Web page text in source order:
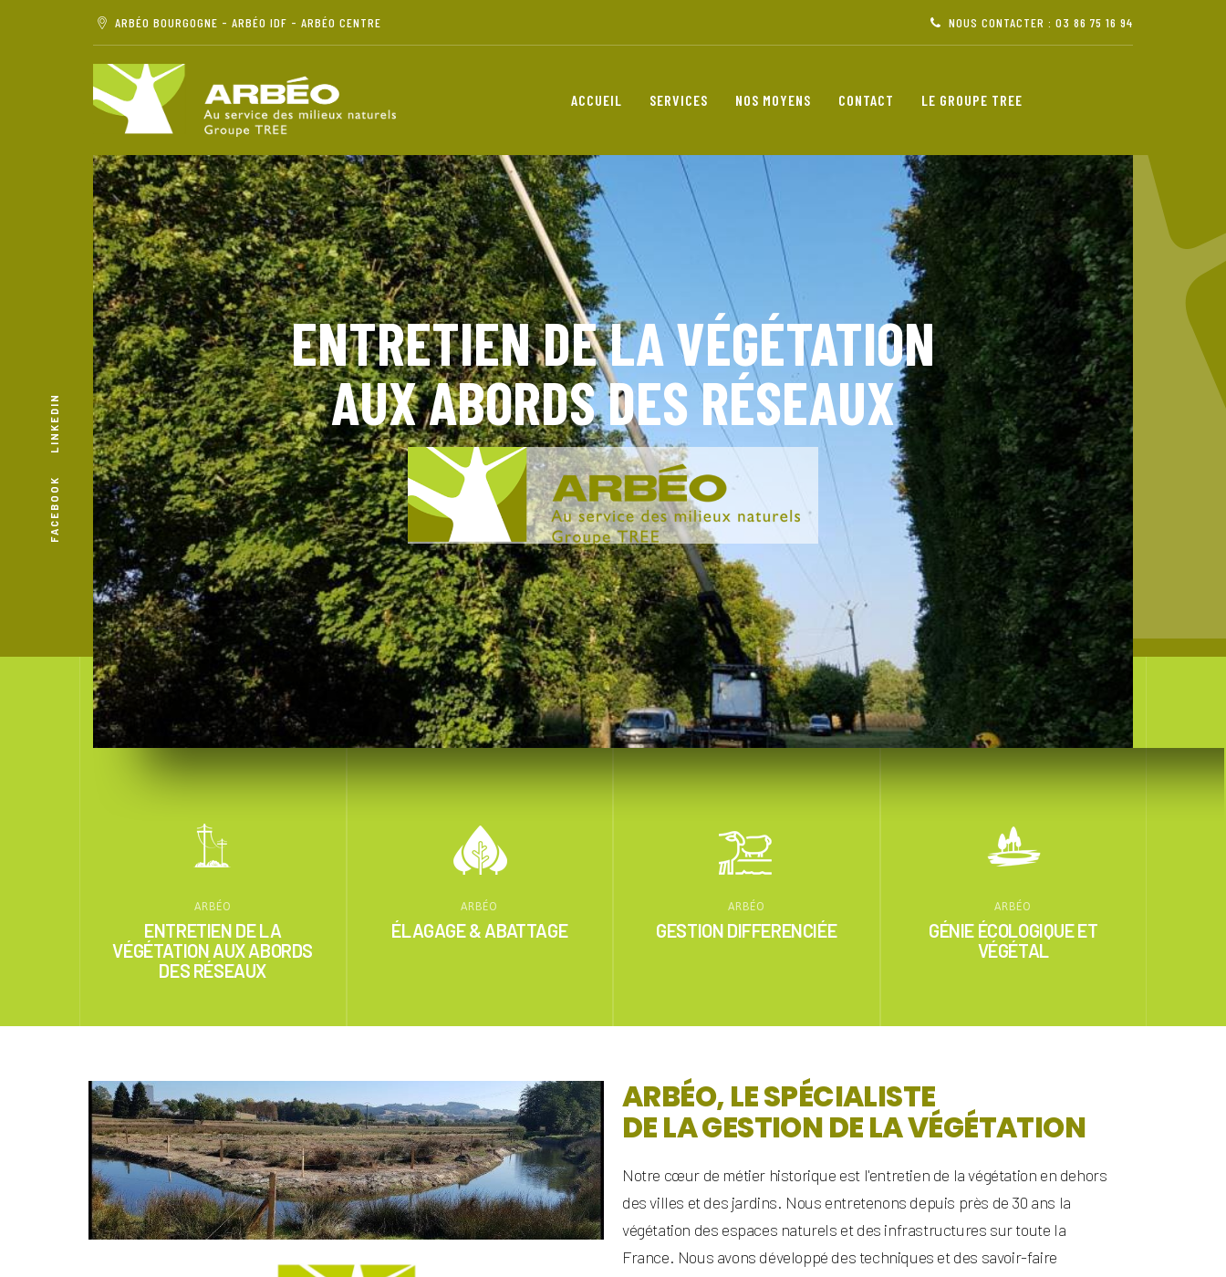
ARBÉO BOURGOGNE - ARBÉO IDF - ARBÉO CENTRE NOUS CONTACTER : 03 86 75 16 94
ACCUEIL SERVICES NOS MOYENS CONTACT LE GROUPE TREE
FACEBOOK
LINKEDIN
ENTRETIEN DE LA VÉGÉTATION
AUX ABORDS DES RÉSEAUX
ARBÉO
ENTRETIEN DE LA
VÉGÉTATION AUX ABORDS
DES RÉSEAUX
ARBÉO
ÉLAGAGE & ABATTAGE
ARBÉO
GESTION DIFFERENCIÉE
ARBÉO
GÉNIE ÉCOLOGIQUE ET
VÉGÉTAL
ARBÉO, LE SPÉCIALISTE
DE LA GESTION DE LA VÉGÉTATION
Notre cœur de métier historique est l'entretien de la végétation en dehors
des villes et des jardins. Nous entretenons depuis près de 30 ans la
végétation des espaces naturels et des infrastructures sur toute la
France. Nous avons développé des techniques et des savoir-faire